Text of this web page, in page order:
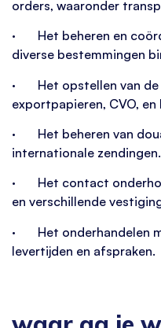
orders, waaronder
· Het beheren en
diverse bestemmingen
· Het opstellen van de
exportpapieren, CVO, en
· Het beheren van
internationale zendingen.
· Het contact
en verschillende
· Het onderhandelen
levertijden en afspraken.